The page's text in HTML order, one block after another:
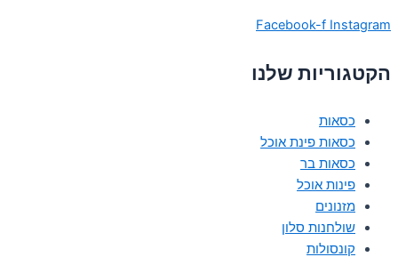
Facebook-f Instagram
הקטגוריות שלנו
כסאות
כסאות פינת אוכל
כסאות בר
פינות אוכל
מזנונים
שולחנות סלון
קונסולות